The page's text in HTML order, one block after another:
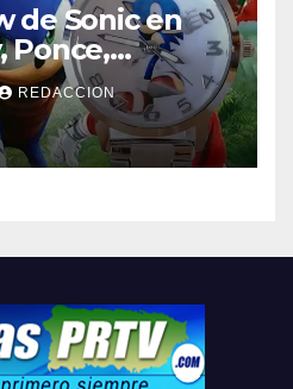
de Sonic en
Ponce,
Humacao,
para el que
REDACCION